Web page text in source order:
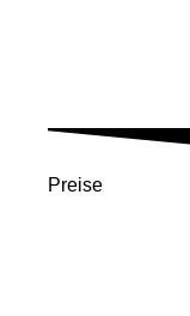
Preise